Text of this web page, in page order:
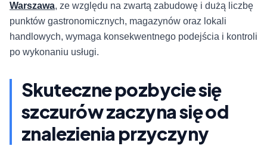
Warszawa, ze względu na zwartą zabudowę i dużą liczbę
punktów gastronomicznych, magazynów oraz lokali
handlowych, wymaga konsekwentnego podejścia i kontroli
po wykonaniu usługi.
Skuteczne pozbycie się
szczurów zaczyna się od
znalezienia przyczyny